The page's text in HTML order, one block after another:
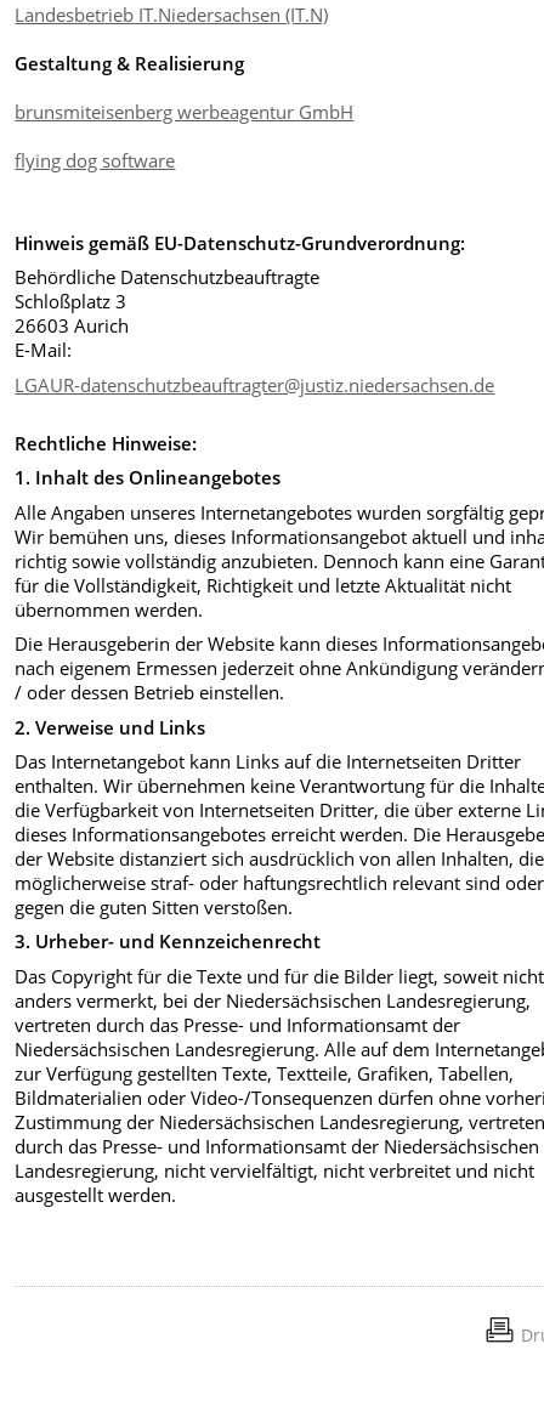
Landesbetrieb IT.Niedersachsen (IT.N)
Gestaltung & Realisierung
brunsmiteisenberg werbeagentur GmbH
flying dog software
Hinweis gemäß EU-Datenschutz-Grundverordnung:
Behördliche Datenschutzbeauftragte
Schloßplatz 3
26603 Aurich
E-Mail:
LGAUR-datenschutzbeauftragter@justiz.niedersachsen.de
Rechtliche Hinweise:
1. Inhalt des Onlineangebotes
Alle Angaben unseres Internetangebotes wurden sorgfältig
Wir bemühen uns, dieses Informationsangebot aktuell und
richtig sowie vollständig anzubieten. Dennoch kann eine
für die Vollständigkeit, Richtigkeit und letzte Aktualität nicht
übernommen werden.
Die Herausgeberin der Website kann dieses
nach eigenem Ermessen jederzeit ohne Ankündigung
/ oder dessen Betrieb einstellen.
2. Verweise und Links
Das Internetangebot kann Links auf die Internetseiten Dritter
enthalten. Wir übernehmen keine Verantwortung für die
die Verfügbarkeit von Internetseiten Dritter, die über externe
dieses Informationsangebotes erreicht werden. Die
der Website distanziert sich ausdrücklich von allen Inhalten, die
möglicherweise straf- oder haftungsrechtlich relevant sind oder
gegen die guten Sitten verstoßen.
3. Urheber- und Kennzeichenrecht
Das Copyright für die Texte und für die Bilder liegt, soweit nicht
anders vermerkt, bei der Niedersächsischen Landesregierung,
vertreten durch das Presse- und Informationsamt der
Niedersächsischen Landesregierung. Alle auf dem
zur Verfügung gestellten Texte, Textteile, Grafiken, Tabellen,
Bildmaterialien oder Video-/Tonsequenzen dürfen ohne
Zustimmung der Niedersächsischen Landesregierung,
durch das Presse- und Informationsamt der Niedersächsischen
Landesregierung, nicht vervielfältigt, nicht verbreitet und nicht
ausgestellt werden.